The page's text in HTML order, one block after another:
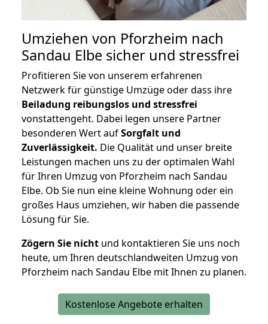
Umziehen von Pforzheim nach
Sandau Elbe sicher und stressfrei
Profitieren Sie von unserem erfahrenen
Netzwerk für günstige Umzüge oder dass ihre
Beiladung reibungslos und stressfrei
vonstattengeht. Dabei legen unsere Partner
besonderen Wert aufSorgfalt und
Zuverlässigkeit. Die Qualität und unser breite
Leistungen machen uns zu der optimalen Wahl
für Ihren Umzug von Pforzheim nach Sandau
Elbe. Ob Sie nun eine kleine Wohnung oder ein
großes Haus umziehen, wir haben die passende
Lösung für Sie.
Zögern Sie nicht und kontaktieren Sie uns noch
heute, um Ihren deutschlandweiten Umzug von
Pforzheim nach Sandau Elbe mit Ihnen zu planen.
Kostenlose Angebote erhalten